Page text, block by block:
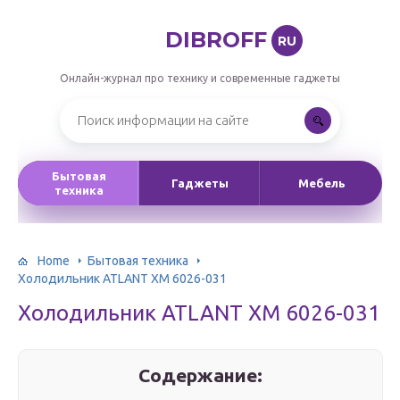
DIBROFF RU
Онлайн-журнал про технику и современные гаджеты
Бытовая
техника
Гаджеты Мебель
Home
Бытовая техника
Холодильник ATLANT ХМ 6026-031
Холодильник ATLANT ХМ 6026-031
Содержание: